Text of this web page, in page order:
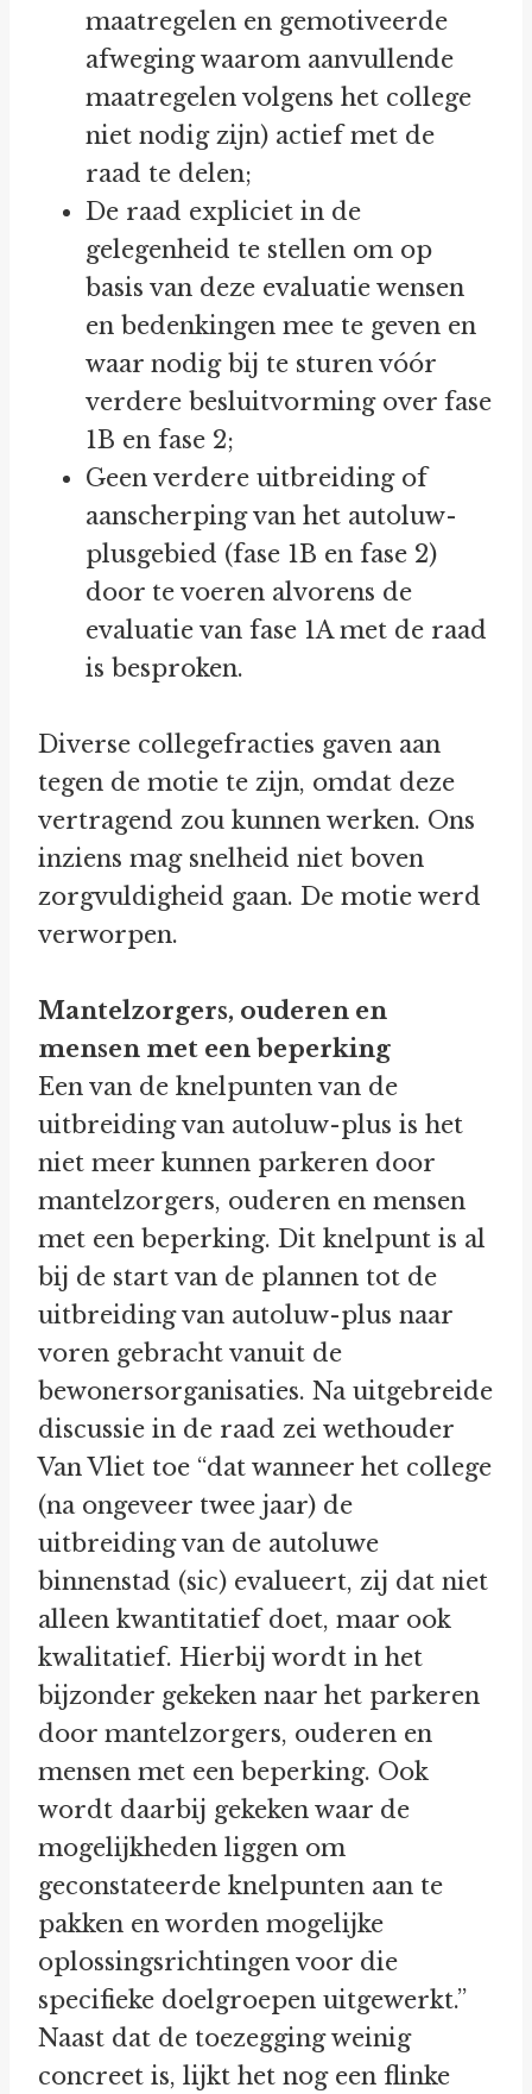
maatregelen en gemotiveerde
afweging waarom aanvullende
maatregelen volgens het college
niet nodig zijn) actief met de
raad te delen;
De raad expliciet in de
gelegenheid te stellen om op
basis van deze evaluatie wensen
en bedenkingen mee te geven en
waar nodig bij te sturen vóór
verdere besluitvorming over fase
1B en fase 2;
Geen verdere uitbreiding of
aanscherping van het autoluw-
plusgebied (fase 1B en fase 2)
door te voeren alvorens de
evaluatie van fase 1A met de raad
is besproken.
Diverse collegefracties gaven aan
tegen de motie te zijn, omdat deze
vertragend zou kunnen werken. Ons
inziens mag snelheid niet boven
zorgvuldigheid gaan. De motie werd
verworpen.
Mantelzorgers, ouderen en
mensen met een beperking
Een van de knelpunten van de
uitbreiding van autoluw-plus is het
niet meer kunnen parkeren door
mantelzorgers, ouderen en mensen
met een beperking. Dit knelpunt is al
bij de start van de plannen tot de
uitbreiding van autoluw-plus naar
voren gebracht vanuit de
bewonersorganisaties. Na uitgebreide
discussie in de raad zei wethouder
Van Vliet toe “dat wanneer het college
(na ongeveer twee jaar) de
uitbreiding van de autoluwe
binnenstad (sic) evalueert, zij dat niet
alleen kwantitatief doet, maar ook
kwalitatief. Hierbij wordt in het
bijzonder gekeken naar het parkeren
door mantelzorgers, ouderen en
mensen met een beperking. Ook
wordt daarbij gekeken waar de
mogelijkheden liggen om
geconstateerde knelpunten aan te
pakken en worden mogelijke
oplossingsrichtingen voor die
specifieke doelgroepen uitgewerkt.”
Naast dat de toezegging weinig
concreet is, lijkt het nog een flinke